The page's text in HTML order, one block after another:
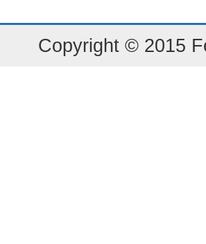
Copyright © 2015